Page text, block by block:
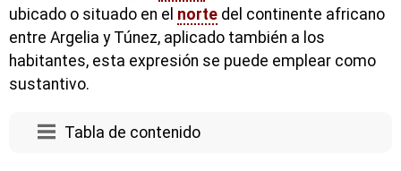
ubicado o situado en el norte del continente africano
entre Argelia y Túnez, aplicado también a los
habitantes, esta expresión se puede emplear como
sustantivo.
Tabla de contenido